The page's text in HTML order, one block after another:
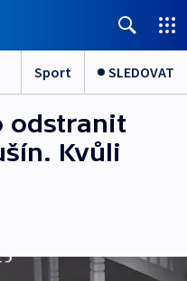
Sport SLEDOVAT
odstranit
Kvůli